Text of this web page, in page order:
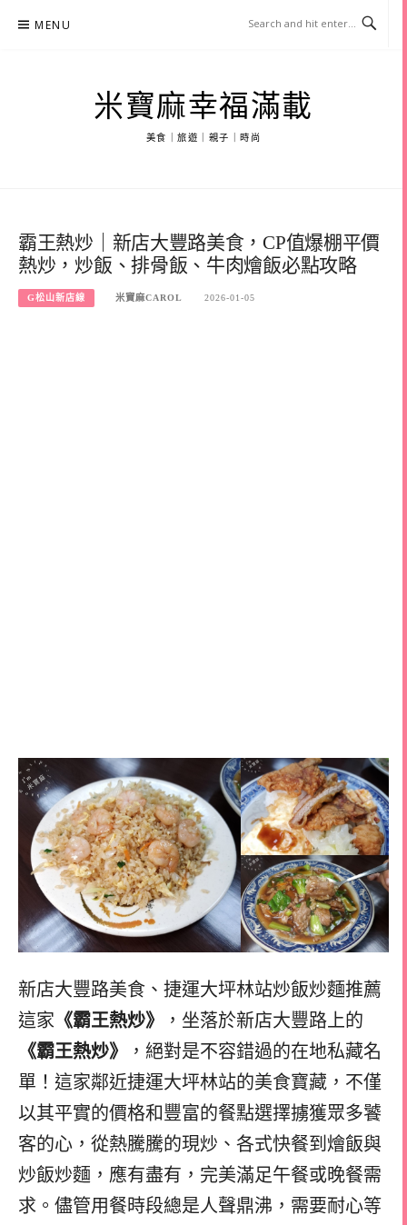
MENU
米寶麻幸福滿載
美食｜旅遊｜親子｜時尚
霸王熱炒｜新店大豐路美食，CP值爆棚平價
熱炒，炒飯、排骨飯、牛肉燴飯必點攻略
G松山新店線 米寶麻CAROL 2026-01-05
新店大豐路美食、捷運大坪林站炒飯炒麵推薦
這家 《霸王熱炒》
，坐落於新店大豐路上的
《霸王熱炒》
，絕對是不容錯過的在地私藏名
單！這家鄰近捷運大坪林站的美食寶藏，不僅
以其平實的價格和豐富的餐點選擇擄獲眾多饕
客的心，從熱騰騰的現炒、各式快餐到燴飯與
炒飯炒麵，應有盡有，完美滿足午餐或晚餐需
求。儘管用餐時段總是人聲鼎沸，需要耐心等